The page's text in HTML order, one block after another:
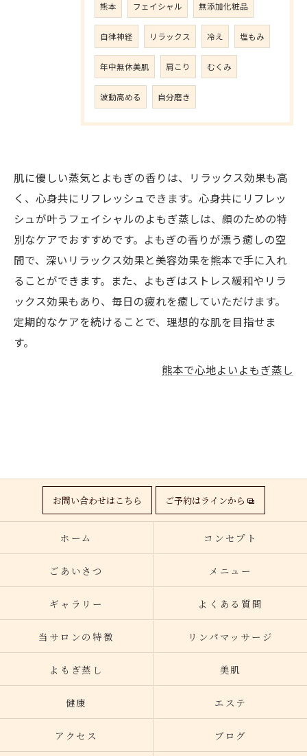
熊本 フェイシャル 無添加化粧品
自律神経 リラックス 冷え 塩もみ
年中無休美肌 肩こり むくみ
波動高める 自分磨き
肌に優しい蒸気とよもぎの香りは、リラックス効果も高
く、心身共にリフレッシュできます。心身共にリフレッ
シュが叶うフェイシャルのよもぎ蒸しは、顔のための特
別なケアでおすすめです。よもぎの香りが漂う癒しの空
間で、深いリラックス効果と美容効果を熊本で手に入れ
ることができます。また、よもぎはストレス緩和やリラ
ックス効果もあり、毎日の疲れを癒していただけます。
定期的なケアを続けることで、理想的な肌を目指せま
す。
熊本で心地よいよもぎ蒸し
お問い合わせはこちら ご予約はラインから
ホーム コンセプト
ごあいさつ メニュー
ギャラリー よくある質問
当サロンの特徴 リンパマッサージ
よもぎ蒸し 美肌
健康 エステ
アクセス ブログ